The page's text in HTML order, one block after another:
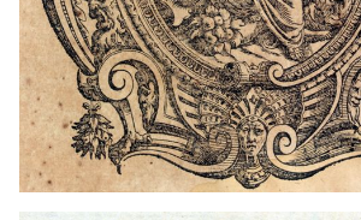
1558 - 1599 Venecia